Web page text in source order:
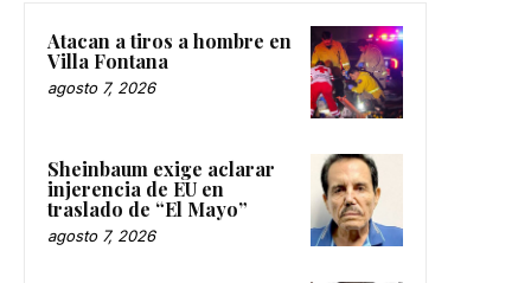
Atacan a tiros a hombre en
Villa Fontana
agosto 7, 2026
Sheinbaum exige aclarar
injerencia de EU en
traslado de “El Mayo”
agosto 7, 2026